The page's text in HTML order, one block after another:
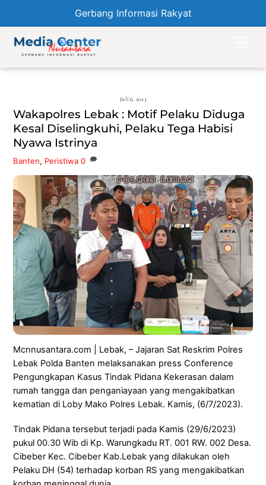
Gerbang Informasi Rakyat
content
Juli 6, 2023
Wakapolres Lebak : Motif Pelaku Diduga
Kesal Diselingkuhi, Pelaku Tega Habisi
Nyawa Istrinya
Banten, Peristiwa 0
Mcnnusantara.com | Lebak, – Jajaran Sat Reskrim Polres
Lebak Polda Banten melaksanakan press Conference
Pengungkapan Kasus Tindak Pidana Kekerasan dalam
rumah tangga dan penganiayaan yang mengakibatkan
kematian di Loby Mako Polres Lebak. Kamis, (6/7/2023).
Tindak Pidana tersebut terjadi pada Kamis (29/6/2023)
pukul 00.30 Wib di Kp. Warungkadu RT. 001 RW. 002 Desa.
Cibeber Kec. Cibeber Kab.Lebak yang dilakukan oleh
Pelaku DH (54) terhadap korban RS yang mengakibatkan